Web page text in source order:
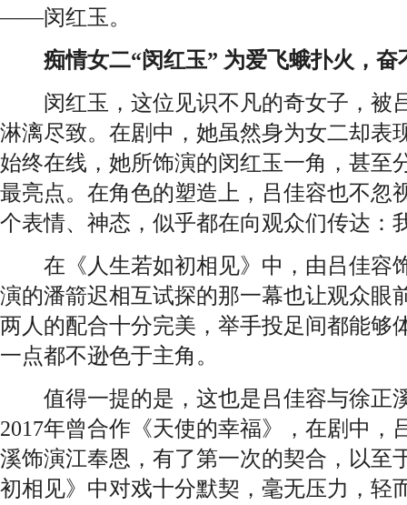
——闵红玉。
痴情女二“闵红玉” 为爱飞蛾扑火，奋
闵红玉，这位见识不凡的奇女子，被
淋漓尽致。在剧中，她虽然身为女二却表
始终在线，她所饰演的闵红玉一角，甚至
最亮点。在角色的塑造上，吕佳容也不忽
个表情、神态，似乎都在向观众们传达：
在《人生若如初相见》中，由吕佳容
演的潘箭迟相互试探的那一幕也让观众眼
两人的配合十分完美，举手投足间都能够
一点都不逊色于主角。
值得一提的是，这也是吕佳容与徐正
2017年曾合作《天使的幸福》，在剧中，
溪饰演江奉恩，有了第一次的契合，以至
初相见》中对戏十分默契，毫无压力，轻